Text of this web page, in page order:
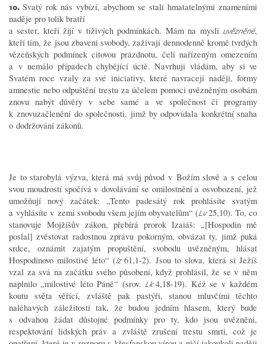
10. Svatý rok nás vybízí, abychom se stali hmatatelnými znameními
naděje pro tolik bratří
a sester, kteří žijí v tíživých podmínkách. Mám na mysli uvězněné,
kteří tím, že jsou zbaveni svobody, zažívají dennodenně kromě tvrdých
vězeňských podmínek citovou prázdnotu, čelí nařízeným omezením
a v nemálo případech chybějící úctě. Navrhuji vládám, aby si ve
Svatém roce vzaly za své iniciativy, které navracejí naději, formy
amnestie nebo odpuštění trestu za účelem pomoci uvězněným osobám
znovu nabýt důvěry v sebe samé a ve společnost či programy
k znovuzačlenění do společnosti, jimž by odpovídala konkrétní snaha
o dodržování zákonů.
Je to starobylá výzva, která má svůj původ v Božím slově a s celou
svou moudrostí spočívá v dovolávání se omilostnění a osvobození, jež
umožňují nový začátek: „Tento padesátý rok prohlásíte svatým
a vyhlásíte v zemi svobodu všem jejím obyvatelům“ (Lv25,10). To, co
stanovuje Mojžíšův zákon, přebírá prorok Izaiáš: „[Hospodin mě
poslal] zvěstovat radostnou zprávu pokorným, obvázat ty, jimž puká
srdce, oznámit zajatým propuštění, svobodu uvězněným, hlásat
Hospodinovo milostivé léto“ (Iz61,1-2). Jsou to slova, která si Ježíš
vzal za svá na začátku svého působení, když prohlásil, že se v něm
naplnilo „milostivé léto Páně“ (srov. Lk4,18-19). Kéž se v každém
koutu světa věřící, zvláště pak pastýři, stanou mluvčími těchto
naléhavých záležitostí tak, že budou jedním hlasem, který bude
s odvahou žádat důstojné podmínky pro ty, kdo jsou uvězněni,
respektování lidských práv a zvláště zrušení trestu smrti, což je